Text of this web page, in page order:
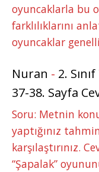
oyuncaklarla bu
farklılıklarını
oyuncaklar
Nuran - 2.
37-38. Sayfa
Soru: Metnin
yaptığınız
karşılaştırınız.
“Şapalak”